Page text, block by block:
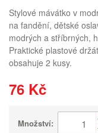
Stylové mávátko v
na fandění, dětské
modrých a stříbrných,
Praktické plastové
obsahuje 2 kusy.
76 Kč
Množství: